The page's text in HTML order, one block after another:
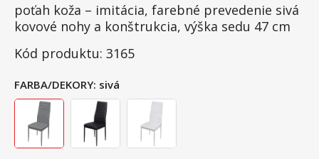
poťah koža – imitácia, farebné prevedenie sivá
kovové nohy a konštrukcia, výška sedu 47 cm
Kód produktu: 3165
FARBA/DEKORY: sivá